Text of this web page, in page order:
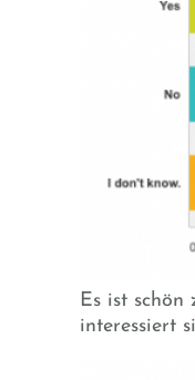
Es ist
interessiert